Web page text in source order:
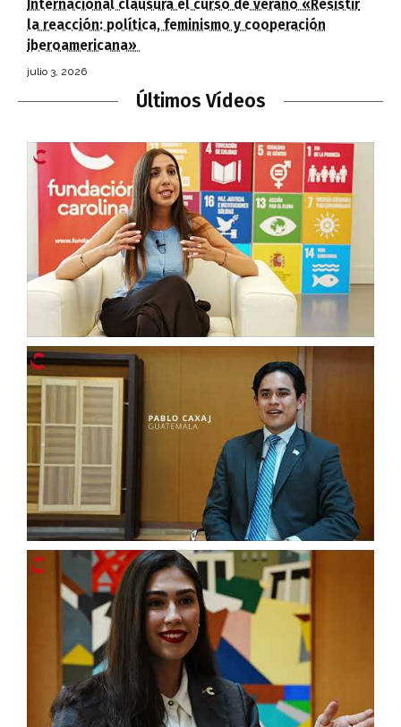
Internacional clausura el curso de verano «Resistir
la reacción: política, feminismo y cooperación
iberoamericana»
julio 3, 2026
Últimos Vídeos